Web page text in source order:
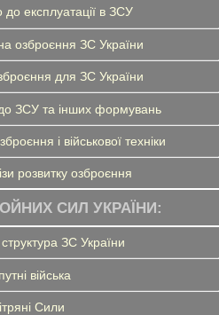
експлуатації в ЗСУ
озброєння ЗС України
для ЗС України
ЗСУ та інших формувань
і військової техніки
розвитку озброєння
СИЛ УКРАЇНИ:
ЗС України
війська
Сили